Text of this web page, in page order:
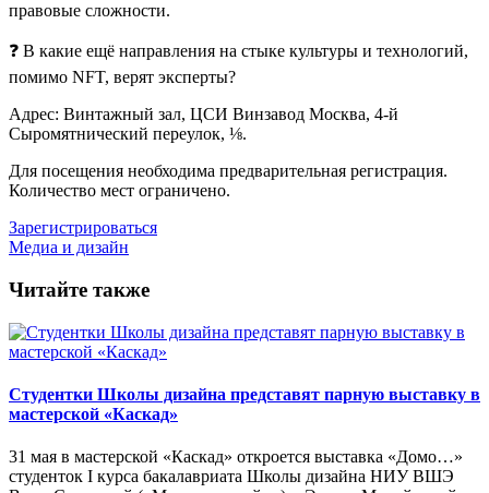
правовые сложности.
❓ В какие ещё направления на стыке культуры и технологий,
помимо NFT, верят эксперты?
Адрес: Винтажный зал, ЦСИ Винзавод Москва, 4-й
Сыромятнический переулок, ⅛.
Для посещения необходима предварительная регистрация.
Количество мест ограничено.
Зарегистрироваться
Медиа и дизайн
Читайте также
Студентки Школы дизайна представят парную выставку в
мастерской «Каскад»
31 мая в мастерской «Каскад» откроется выставка «Домо…»
студенток I курса бакалавриата Школы дизайна НИУ ВШЭ